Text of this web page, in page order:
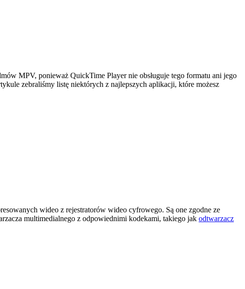
MPV, ponieważ QuickTime Player nie obsługuje tego formatu ani jego
zebraliśmy listę niektórych z najlepszych aplikacji, które możesz
wideo z rejestratorów wideo cyfrowego. Są one zgodne ze
multimedialnego z odpowiednimi kodekami, takiego jak odtwarzacz